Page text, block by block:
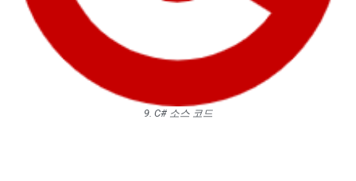
9. C# 소스 코드